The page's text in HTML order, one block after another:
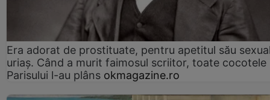
Era adorat de prostituate, pentru apetitul său
uriaș. Când a murit faimosul scriitor, toate cocotele
Parisului l-au plâns okmagazine.ro